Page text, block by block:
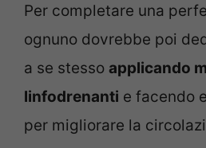
Per completare una
ognuno dovrebbe poi
a se stesso applicando
linfodrenanti e facendo
per migliorare la